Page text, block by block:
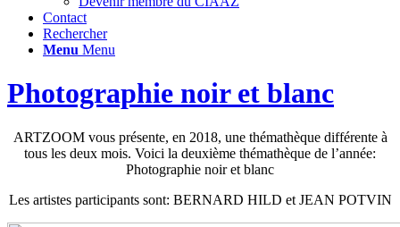
Contact
Rechercher
Menu Menu
Photographie noir et blanc
ARTZOOM vous présente, en 2018, une thémathèque différente à
tous les deux mois. Voici la deuxième thémathèque de l’année:
Photographie noir et blanc
Les artistes participants sont: BERNARD HILD et JEAN POTVIN